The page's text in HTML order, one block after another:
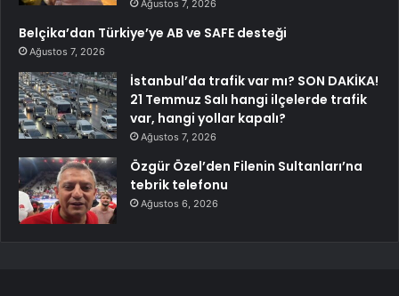
Ağustos 7, 2026
Belçika’dan Türkiye’ye AB ve SAFE desteği
Ağustos 7, 2026
İstanbul’da trafik var mı? SON DAKİKA!
21 Temmuz Salı hangi ilçelerde trafik
var, hangi yollar kapalı?
Ağustos 7, 2026
Özgür Özel’den Filenin Sultanları’na
tebrik telefonu
Ağustos 6, 2026